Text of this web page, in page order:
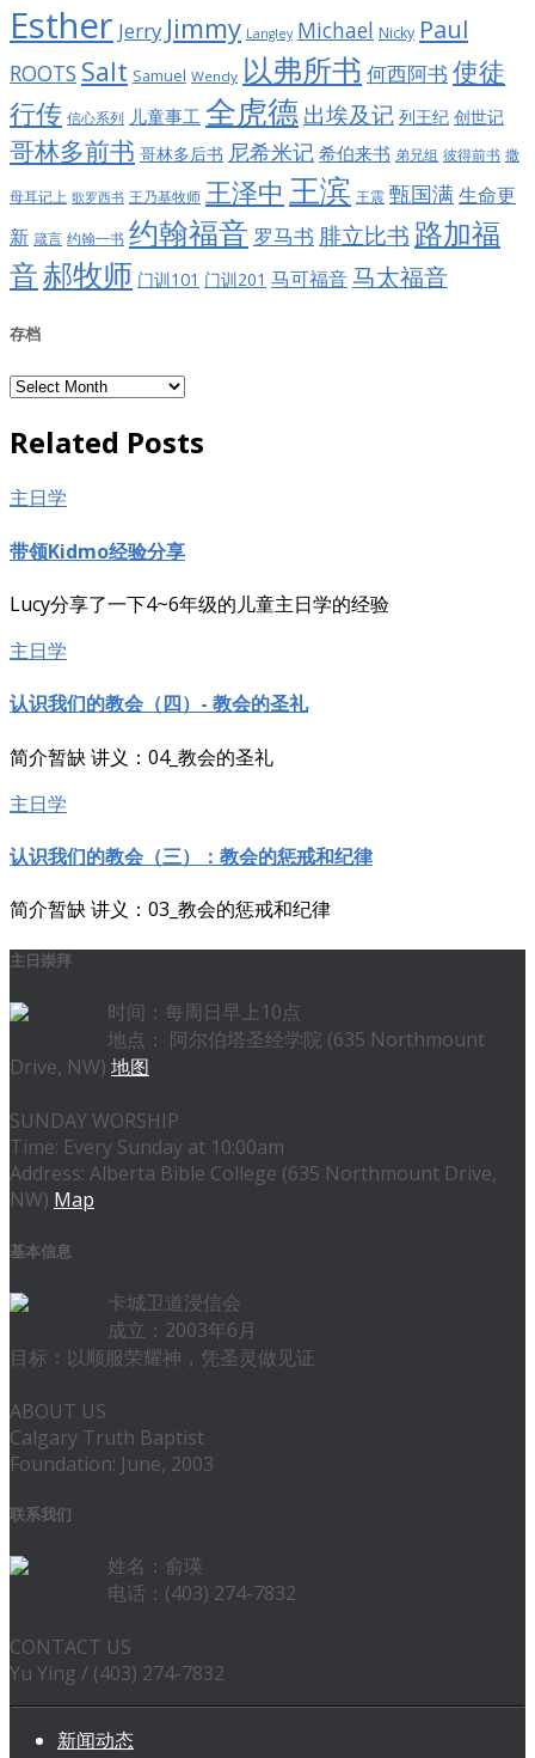
Esther Jerry Jimmy Langley Michael Nicky Paul
ROOTS Salt Samuel Wendy 以弗所书 何西阿书 使徒
行传 信心系列 儿童事工 全虎德出埃及记 列王纪 创世记
哥林多前书 哥林多后书 尼希米记 希伯来书 弟兄组 彼得前书 撒
母耳记上 歌罗西书 王乃基牧师 王泽中 王滨 王震 甄国满生命更
新 箴言 约翰一书 约翰福音 罗马书 腓立比书 路加福
音郝牧师 门训101 门训201 马可福音 马太福音
存档
存
Related Posts
主日学
带领Kidmo经验分享
Lucy分享了一下4~6年级的儿童主日学的经验
主日学
认识我们的教会（四）- 教会的圣礼
简介暂缺 讲义：04_教会的圣礼
主日学
认识我们的教会（三）：教会的惩戒和纪律
简介暂缺 讲义：03_教会的惩戒和纪律
主日崇拜
时间：每周日早上10点
地点： 阿尔伯塔圣经学院 (635 Northmount
Drive, NW) 地图
SUNDAY WORSHIP
Time: Every Sunday at 10:00am
Address: Alberta Bible College (635 Northmount Drive,
NW) Map
基本信息
卡城卫道浸信会
成立：2003年6月
目标：以顺服荣耀神，凭圣灵做见证
ABOUT US
Calgary Truth Baptist
Foundation: June, 2003
联系我们
姓名：俞瑛
电话：(403) 274-7832
CONTACT US
Yu Ying / (403) 274-7832
新闻动态